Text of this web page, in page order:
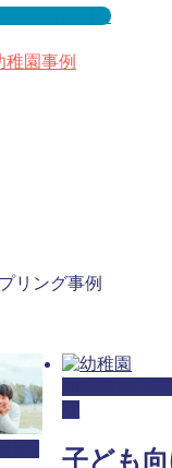
と事例を紹介
稚園事例
リング事例
子ども